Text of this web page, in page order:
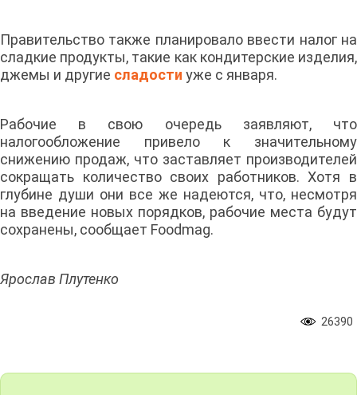
Правительство также планировало ввести налог на
сладкие продукты, такие как кондитерские изделия,
джемы и другие сладости уже с января.
Рабочие в свою очередь заявляют, что
налогообложение привело к значительному
снижению продаж, что заставляет производителей
сокращать количество своих работников. Хотя в
глубине души они все же надеются, что, несмотря
на введение новых порядков, рабочие места будут
сохранены, сообщает Foodmag.
Ярослав Плутенко
26390